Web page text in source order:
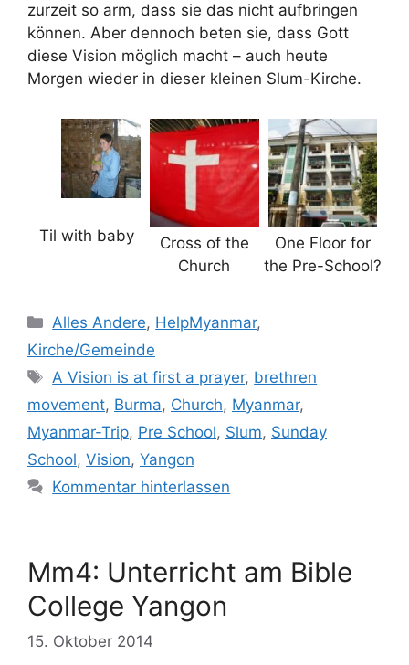
zurzeit so arm, dass sie das nicht aufbringen
können. Aber dennoch beten sie, dass Gott
diese Vision möglich macht – auch heute
Morgen wieder in dieser kleinen Slum-Kirche.
Til with baby
Cross of the
Church
One Floor for
the Pre-School?
Kategorien
Alles Andere, HelpMyanmar,
Kirche/Gemeinde
Schlagwörter
A Vision is at first a prayer, brethren
movement, Burma, Church, Myanmar,
Myanmar-Trip, Pre School, Slum, Sunday
School, Vision, Yangon
Kommentar hinterlassen
Mm4: Unterricht am Bible
College Yangon
15. Oktober 2014